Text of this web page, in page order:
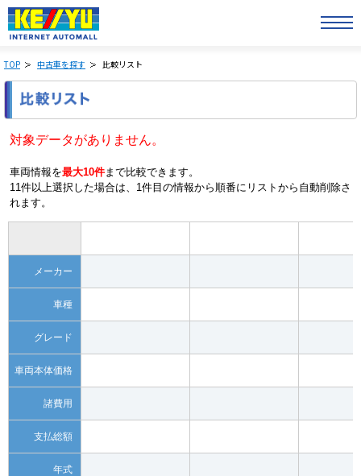
TOP 中古車を探す 比較リスト
対象データがありません。
車両情報を最大10件まで比較できます。
11件以上選択した場合は、1件目の情報から順番にリストから自動削除さ
れます。
メーカー
車種
グレード
車両本体価格
諸費用
支払総額
年式